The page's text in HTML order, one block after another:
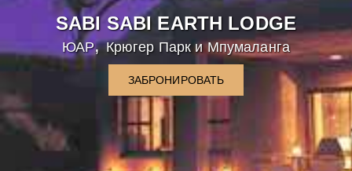
SABI SABI EARTH LODGE
ЮАР,Крюгер Парк и Мпумаланга
ЗАБРОНИРОВАТЬ